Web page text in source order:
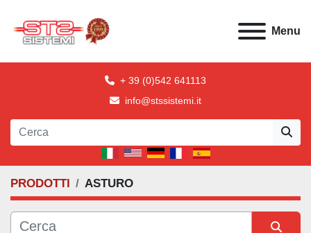
Menu
+ 39 (0)542 641113
info@stssistemi.it
PRODOTTI ASTURO